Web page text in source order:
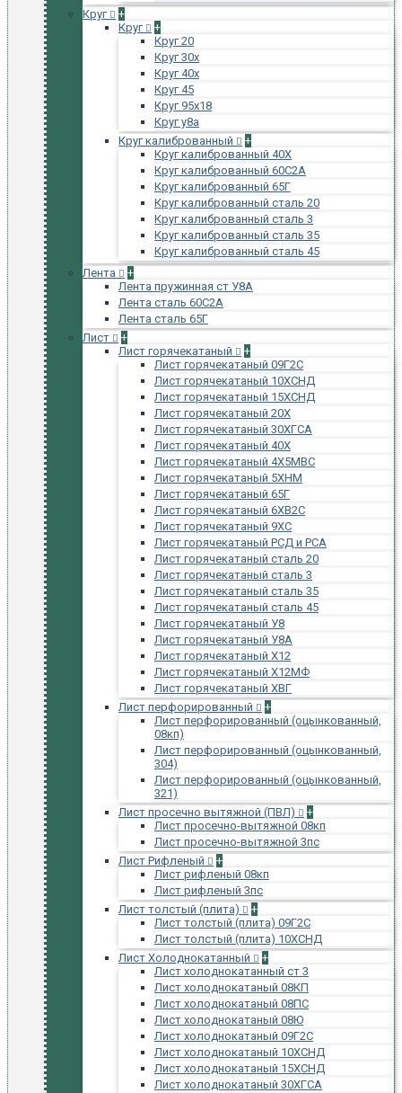
Круг
+
Круг
+
Круг 20
Круг 30х
Круг 40х
Круг 45
Круг 95х18
Круг у8а
Круг калиброванный
+
Круг калиброванный 40Х
Круг калиброванный 60С2А
Круг калиброванный 65Г
Круг калиброванный сталь 20
Круг калиброванный сталь 3
Круг калиброванный сталь 35
Круг калиброванный сталь 45
Лента
+
Лента пружинная ст У8А
Лента сталь 60С2А
Лента сталь 65Г
Лист
+
Лист горячекатаный
+
Лист горячекатаный 09Г2С
Лист горячекатаный 10ХСНД
Лист горячекатаный 15ХСНД
Лист горячекатаный 20Х
Лист горячекатаный 30ХГСА
Лист горячекатаный 40Х
Лист горячекатаный 4Х5МВС
Лист горячекатаный 5ХНМ
Лист горячекатаный 65Г
Лист горячекатаный 6ХВ2С
Лист горячекатаный 9ХС
Лист горячекатаный РСД и РСА
Лист горячекатаный сталь 20
Лист горячекатаный сталь 3
Лист горячекатаный сталь 35
Лист горячекатаный сталь 45
Лист горячекатаный У8
Лист горячекатаный У8А
Лист горячекатаный Х12
Лист горячекатаный Х12МФ
Лист горячекатаный ХВГ
Лист перфорированный
+
Лист перфорированный (оцынкованный,
08кп)
Лист перфорированный (оцынкованный,
304)
Лист перфорированный (оцынкованный,
321)
Лист просечно вытяжной (ПВЛ)
+
Лист просечно-вытяжной 08кп
Лист просечно-вытяжной 3пс
Лист Рифленый
+
Лист рифленый 08кп
Лист рифленый 3пс
Лист толстый (плита)
+
Лист толстый (плита) 09Г2С
Лист толстый (плита) 10ХСНД
Лист Холоднокатанный
+
Лист холоднокатанный ст 3
Лист холоднокатаный 08КП
Лист холоднокатаный 08ПС
Лист холоднокатаный 08Ю
Лист холоднокатаный 09Г2С
Лист холоднокатаный 10ХСНД
Лист холоднокатаный 15ХСНД
Лист холоднокатаный 30ХГСА